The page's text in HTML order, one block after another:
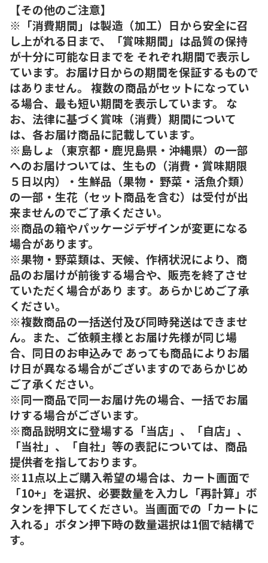
【その他のご注意】
※「消費期間」は製造（加工）日から安全に召
し上がれる日まで、「賞味期間」は品質の保持
が十分に可能な日までを それぞれ期間で表示し
ています。お届け日からの期間を保証するもので
はありません。 複数の商品がセットになってい
る場合、最も短い期間を表示しています。 な
お、法律に基づく賞味（消費）期間について
は、各お届け商品に記載しています。
※島しょ（東京都・鹿児島県・沖縄県）の一部
へのお届けついては、生もの（消費・賞味期限
５日以内）・生鮮品（果物・ 野菜・活魚介類）
の一部・生花（セット商品を含む）は受付が出
来ませんのでご了承ください。
※商品の箱やパッケージデザインが変更になる
場合があります。
※果物・野菜類は、天候、作柄状況により、商
品のお届けが前後する場合や、販売を終了させ
ていただく場合があり ます。あらかじめご了承
ください。
※複数商品の一括送付及び同時発送はできませ
ん。また、ご依頼主様とお届け先様が同じ場
合、同日のお申込みで あっても商品によりお届
け日が異なる場合がございますのであらかじめ
ご了承ください。
※同一商品で同一お届け先の場合、一括でお届
けする場合がございます。
※商品説明文に登場する「当店」、「自店」、
「当社」、「自社」等の表記については、商品
提供者を指しております。
※11点以上ご購入希望の場合は、カート画面で
「10+」を選択、必要数量を入力し「再計算」ボ
タンを押下してください。当画面での「カートに
入れる」ボタン押下時の数量選択は1個で結構で
す。